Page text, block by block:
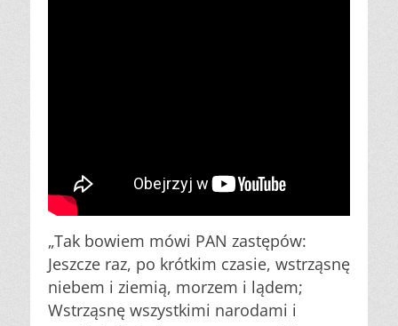
„Tak bowiem mówi PAN zastępów:
Jeszcze raz, po krótkim czasie, wstrząsnę
niebem i ziemią, morzem i lądem;
Wstrząsnę wszystkimi narodami i